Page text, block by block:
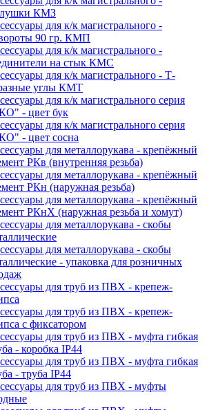
КМЗ
для к/к магистрального -
90 гр. КМП
для к/к магистрального -
на стык КМС
для к/к магистрального - Т-
углы КМТ
для к/к магистрального серия
- цвет бук
для к/к магистрального серия
- цвет сосна
для металлорукава - крепёжный
РКв (внутренняя резьба)
для металлорукава - крепёжный
РКн (наружная резьба)
для металлорукава - крепёжный
РКнХ (наружная резьба и хомут)
для металлорукава - скобы
для металлорукава - скобы
- упаковка для розничных
для труб из ПВХ - крепеж-
для труб из ПВХ - крепеж-
с фиксатором
для труб из ПВХ - муфта гибкая
- коробка IP44
для труб из ПВХ - муфта гибкая
- труба IP44
для труб из ПВХ - муфты